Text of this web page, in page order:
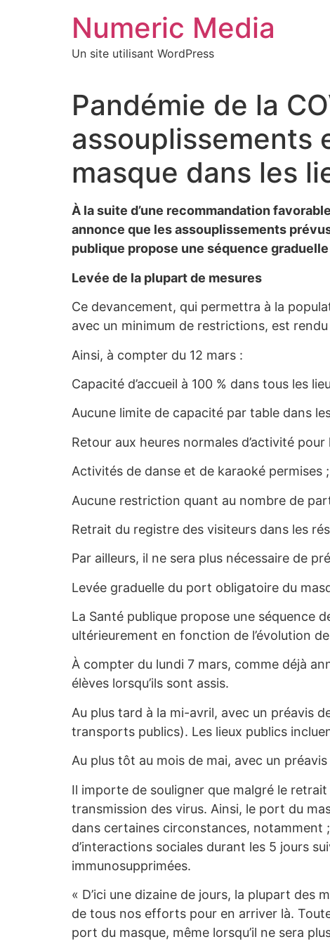
Numeric Media
Un site utilisant WordPress
Pandémie de la
assouplissements
masque dans les
À la suite d’une recommandation
annonce que les assouplissements
publique propose une séquence
Levée de la plupart de mesures
Ce devancement, qui permettra à la
avec un minimum de restrictions, est
Ainsi, à compter du 12 mars :
Capacité d’accueil à 100 % dans tous les
Aucune limite de capacité par table dans
Retour aux heures normales d’activité
Activités de danse et de karaoké permises ;
Aucune restriction quant au nombre de
Retrait du registre des visiteurs dans les
Par ailleurs, il ne sera plus nécessaire de
Levée graduelle du port obligatoire du
La Santé publique propose une séquence
ultérieurement en fonction de l’évolution
À compter du lundi 7 mars, comme déjà
élèves lorsqu’ils sont assis.
Au plus tard à la mi-avril, avec un préavis
transports publics). Les lieux publics
Au plus tôt au mois de mai, avec un
Il importe de souligner que malgré le
transmission des virus. Ainsi, le port du
dans certaines circonstances, notamment ;
d’interactions sociales durant les 5 jours
immunosupprimées.
« D’ici une dizaine de jours, la plupart des
de tous nos efforts pour en arriver là.
port du masque, même lorsqu’il ne sera